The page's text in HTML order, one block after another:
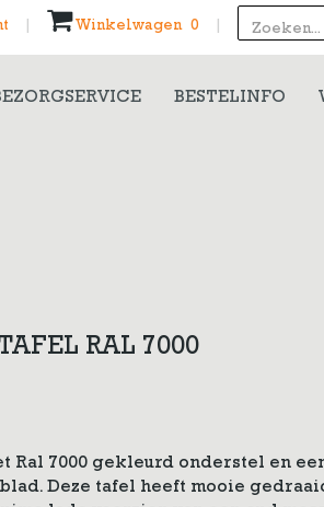
Winkelwagen 0
BESTELINFO
RAL 7000
Ral 7000 gekleurd onderstel en
Deze tafel heeft mooie